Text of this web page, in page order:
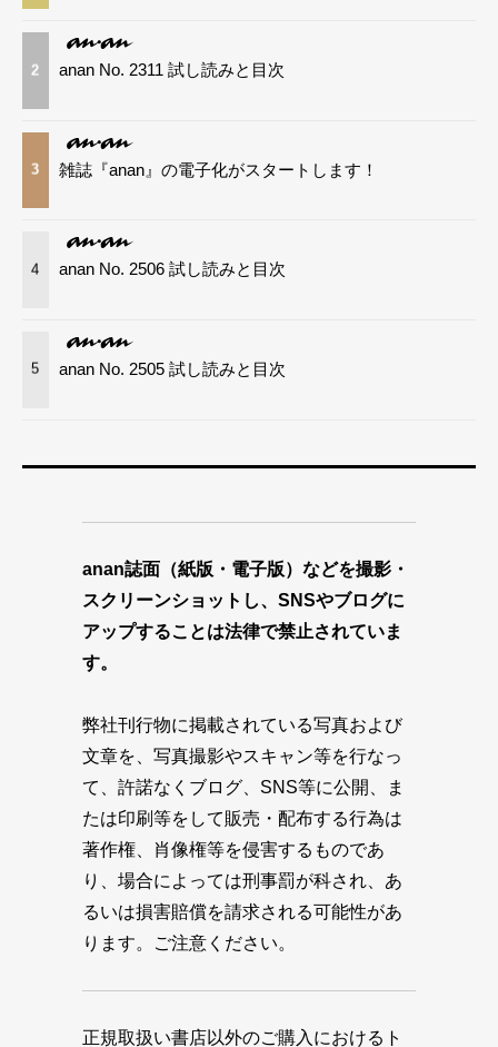
2 anan No. 2311 試し読みと目次
3 雑誌『anan』の電子化がスタートします！
4 anan No. 2506 試し読みと目次
5 anan No. 2505 試し読みと目次
anan誌面（紙版・電子版）などを撮影・
スクリーンショットし、SNSやブログに
アップすることは法律で禁止されていま
す。
弊社刊行物に掲載されている写真および
文章を、写真撮影やスキャン等を行なっ
て、許諾なくブログ、SNS等に公開、ま
たは印刷等をして販売・配布する行為は
著作権、肖像権等を侵害するものであ
り、場合によっては刑事罰が科され、あ
るいは損害賠償を請求される可能性があ
ります。ご注意ください。
正規取扱い書店以外のご購入におけるト